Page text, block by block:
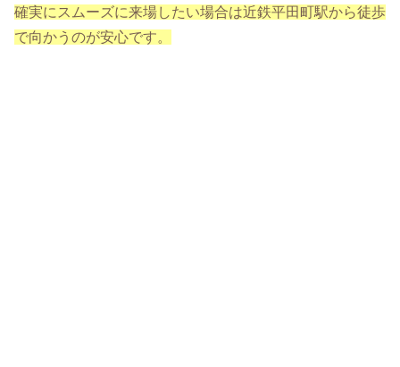
確実にスムーズに来場したい場合は近鉄平田町駅から徒歩
で向かうのが安心です。